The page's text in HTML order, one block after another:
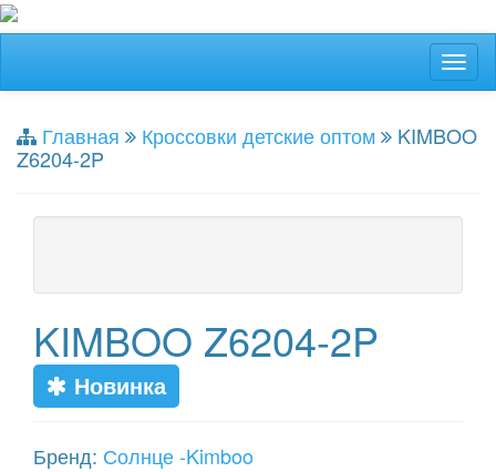
Главная Кроссовки детские оптом
KIMBOO
Z6204-2P
KIMBOO Z6204-2P
Новинка
Бренд: Солнце -Kimboo